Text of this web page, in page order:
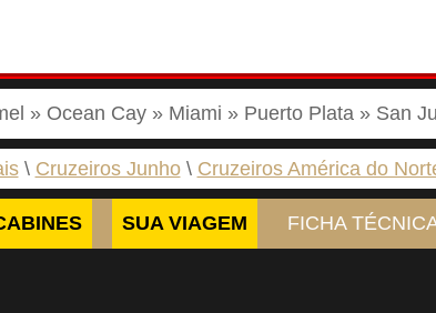
» Ocean Cay » Miami » Puerto Plata » San
Cruzeiros Junho Cruzeiros América do
SUA VIAGEM FICHA